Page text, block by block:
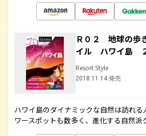
Ｒ０２ 地球の歩
イル ハワイ島
Resort Style
2018.11.14 発売
ハワイ島のダイナミックな自然は訪れ
ワースポットも数多く、進化する自然派